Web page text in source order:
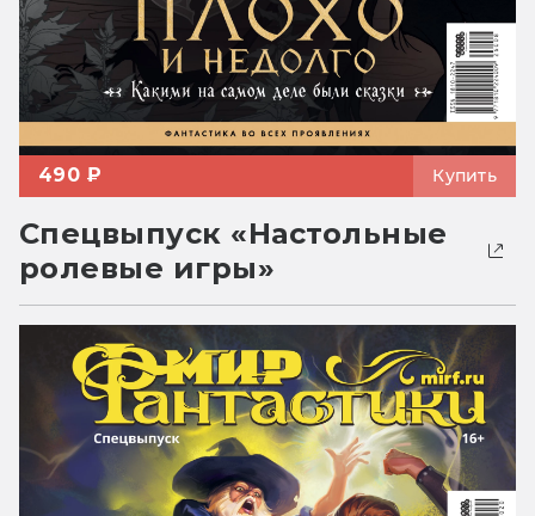
490 ₽ Купить
Спецвыпуск «Настольные
ролевые игры»